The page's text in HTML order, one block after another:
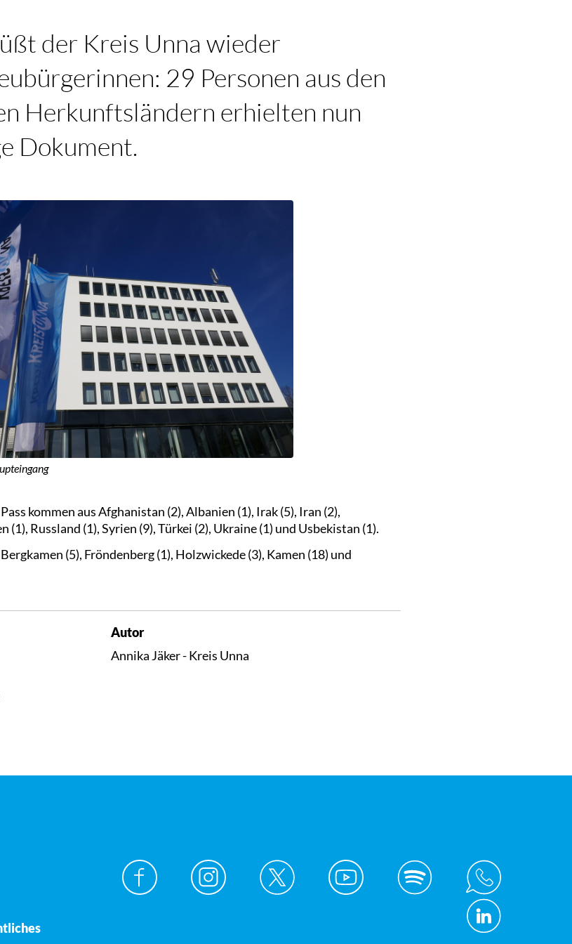
der Kreis Unna wieder
29 Personen aus den
Herkunftsländern erhielten nun
Dokument.
kommen aus Afghanistan (2), Albanien (1), Irak (5), Iran (2),
(1), Russland (1), Syrien (9), Türkei (2), Ukraine (1) und Usbekistan (1).
(5), Fröndenberg (1), Holzwickede (3), Kamen (18) und
Autor
Annika Jäker - Kreis Unna